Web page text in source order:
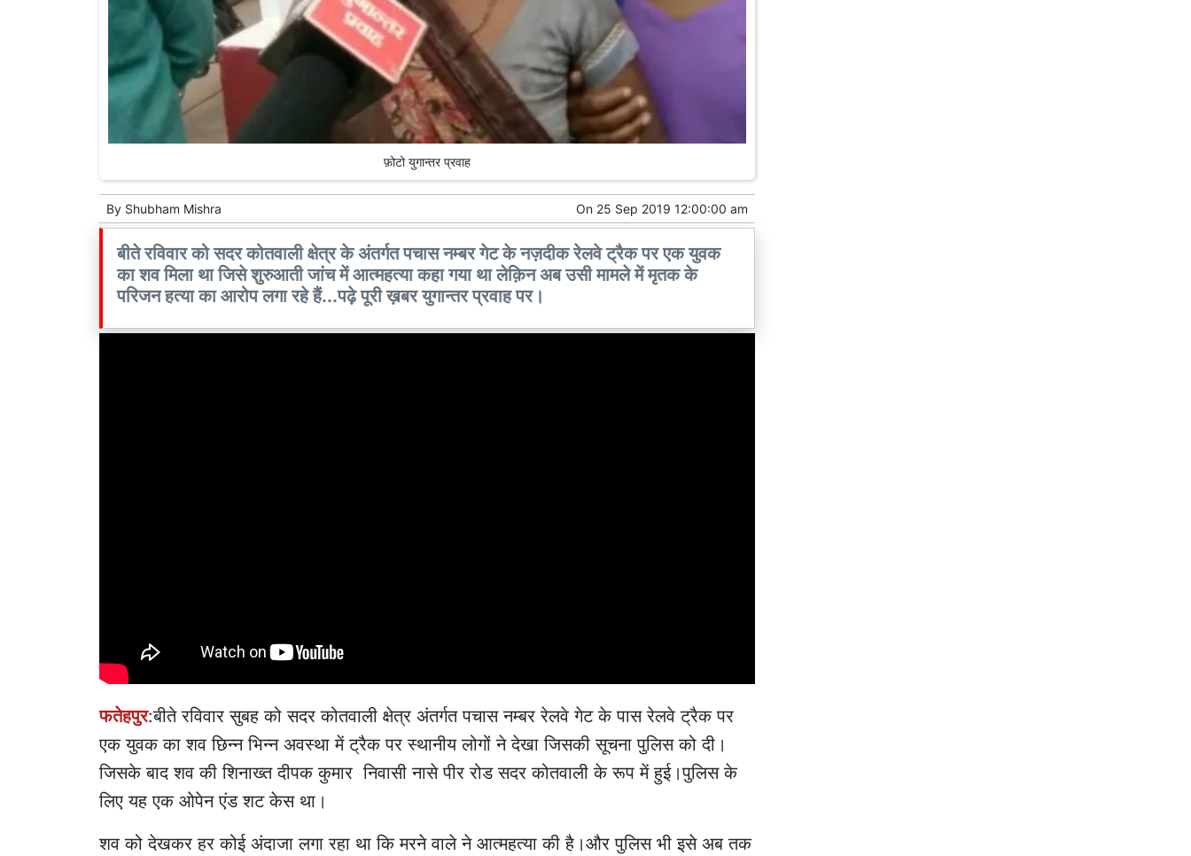
फ़ोटो युगान्तर प्रवाह
By Shubham Mishra On 25 Sep 2019 12:00:00 am
बीते रविवार को सदर कोतवाली क्षेत्र के अंतर्गत पचास नम्बर गेट के नज़दीक रेलवे ट्रैक पर एक युवक
का शव मिला था जिसे शुरुआती जांच में आत्महत्या कहा गया था लेक़िन अब उसी मामले में मृतक के
परिजन हत्या का आरोप लगा रहे हैं...पढ़े पूरी ख़बर युगान्तर प्रवाह पर।
फतेहपुर:बीते रविवार सुबह को सदर कोतवाली क्षेत्र अंतर्गत पचास नम्बर रेलवे गेट के पास रेलवे ट्रैक पर
एक युवक का शव छिन्न भिन्न अवस्था में ट्रैक पर स्थानीय लोगों ने देखा जिसकी सूचना पुलिस को दी।
जिसके बाद शव की शिनाख्त दीपक कुमार निवासी नासे पीर रोड सदर कोतवाली के रूप में हुई।पुलिस के
लिए यह एक ओपेन एंड शट केस था।
शव को देखकर हर कोई अंदाजा लगा रहा था कि मरने वाले ने आत्महत्या की है।और पुलिस भी इसे अब तक